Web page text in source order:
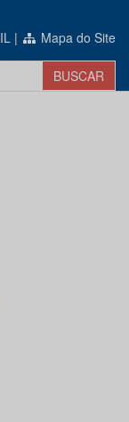
| Mapa do Site